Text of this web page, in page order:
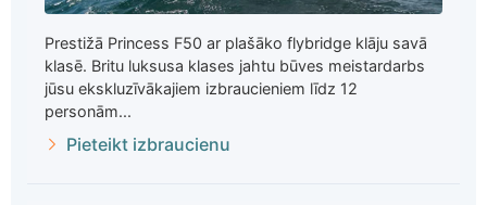
Prestižā Princess F50 ar plašāko flybridge klāju savā
klasē. Britu luksusa klases jahtu būves meistardarbs
jūsu ekskluzīvākajiem izbraucieniem līdz 12
personām...
Pieteikt izbraucienu